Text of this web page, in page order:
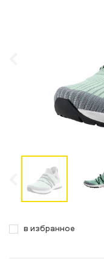
в избранное